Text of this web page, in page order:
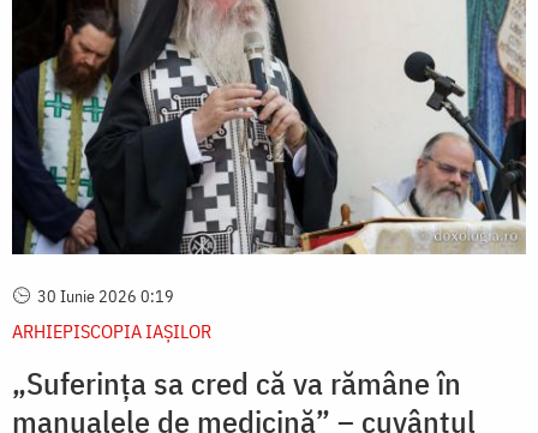
30 Iunie 2026 0:19
ARHIEPISCOPIA IAŞILOR
„Suferința sa cred că va rămâne în
manualele de medicină” – cuvântul